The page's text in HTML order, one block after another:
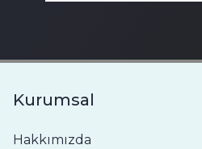
Kurumsal
Hakkımızda